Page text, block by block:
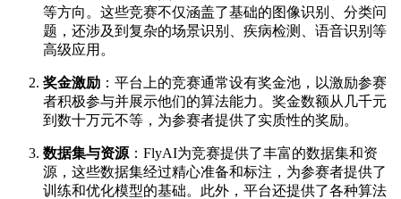
等方向。这些竞赛不仅涵盖了基础的图像识别、分类问
题，还涉及到复杂的场景识别、疾病检测、语音识别等
高级应用。
奖金激励 ：平台上的竞赛通常设有奖金池，以激励参赛
者积极参与并展示他们的算法能力。奖金数额从几千元
到数十万元不等，为参赛者提供了实质性的奖励。
数据集与资源 ：FlyAI为竞赛提供了丰富的数据集和资
源，这些数据集经过精心准备和标注，为参赛者提供了
训练和优化模型的基础。此外，平台还提供了各种算法